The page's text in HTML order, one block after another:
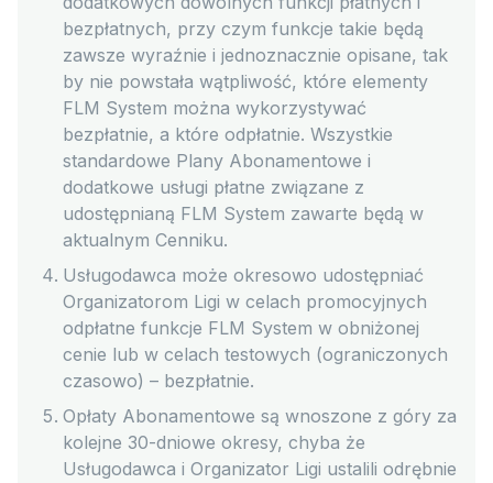
bezpłatnych, przy czym funkcje takie będą
zawsze wyraźnie i jednoznacznie opisane, tak
by nie powstała wątpliwość, które elementy
FLM System można wykorzystywać
bezpłatnie, a które odpłatnie. Wszystkie
standardowe Plany Abonamentowe i
dodatkowe usługi płatne związane z
udostępnianą FLM System zawarte będą w
aktualnym Cenniku.
Usługodawca może okresowo udostępniać
Organizatorom Ligi w celach promocyjnych
odpłatne funkcje FLM System w obniżonej
cenie lub w celach testowych (ograniczonych
czasowo) – bezpłatnie.
Opłaty Abonamentowe są wnoszone z góry za
kolejne 30-dniowe okresy, chyba że
Usługodawca i Organizator Ligi ustalili odrębnie